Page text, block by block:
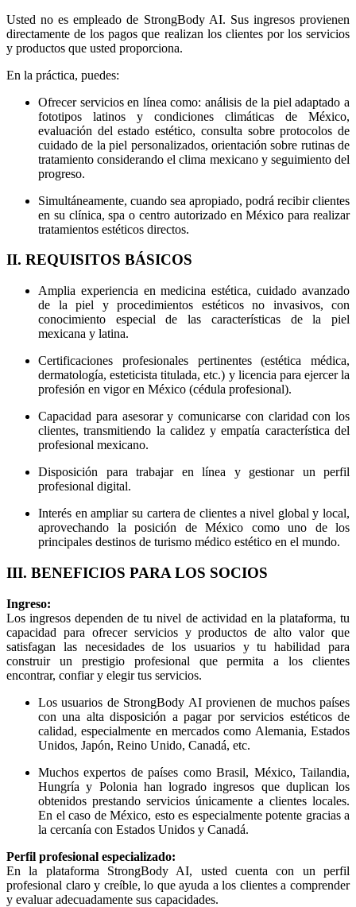
Usted no es empleado de StrongBody AI. Sus ingresos provienen
directamente de los pagos que realizan los clientes por los servicios
y productos que usted proporciona.
En la práctica, puedes:
Ofrecer servicios en línea como: análisis de la piel adaptado a
fototipos latinos y condiciones climáticas de México,
evaluación del estado estético, consulta sobre protocolos de
cuidado de la piel personalizados, orientación sobre rutinas de
tratamiento considerando el clima mexicano y seguimiento del
progreso.
Simultáneamente, cuando sea apropiado, podrá recibir clientes
en su clínica, spa o centro autorizado en México para realizar
tratamientos estéticos directos.
II. REQUISITOS BÁSICOS
Amplia experiencia en medicina estética, cuidado avanzado
de la piel y procedimientos estéticos no invasivos, con
conocimiento especial de las características de la piel
mexicana y latina.
Certificaciones profesionales pertinentes (estética médica,
dermatología, esteticista titulada, etc.) y licencia para ejercer la
profesión en vigor en México (cédula profesional).
Capacidad para asesorar y comunicarse con claridad con los
clientes, transmitiendo la calidez y empatía característica del
profesional mexicano.
Disposición para trabajar en línea y gestionar un perfil
profesional digital.
Interés en ampliar su cartera de clientes a nivel global y local,
aprovechando la posición de México como uno de los
principales destinos de turismo médico estético en el mundo.
III. BENEFICIOS PARA LOS SOCIOS
Ingreso:
Los ingresos dependen de tu nivel de actividad en la plataforma, tu
capacidad para ofrecer servicios y productos de alto valor que
satisfagan las necesidades de los usuarios y tu habilidad para
construir un prestigio profesional que permita a los clientes
encontrar, confiar y elegir tus servicios.
Los usuarios de StrongBody AI provienen de muchos países
con una alta disposición a pagar por servicios estéticos de
calidad, especialmente en mercados como Alemania, Estados
Unidos, Japón, Reino Unido, Canadá, etc.
Muchos expertos de países como Brasil, México, Tailandia,
Hungría y Polonia han logrado ingresos que duplican los
obtenidos prestando servicios únicamente a clientes locales.
En el caso de México, esto es especialmente potente gracias a
la cercanía con Estados Unidos y Canadá.
Perfil profesional especializado:
En la plataforma StrongBody AI, usted cuenta con un perfil
profesional claro y creíble, lo que ayuda a los clientes a comprender
y evaluar adecuadamente sus capacidades.